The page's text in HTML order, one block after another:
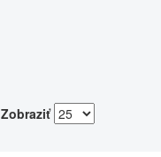
Zobraziť